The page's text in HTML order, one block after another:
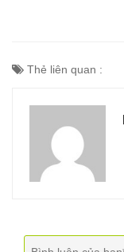
Thẻ liên quan :